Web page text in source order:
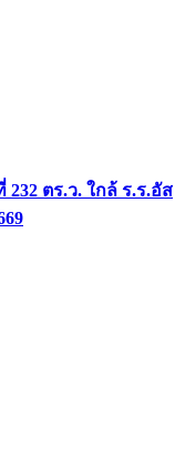
ตร.ว. ใกล้ ร.ร.อัส